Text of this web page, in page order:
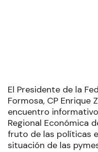
El Presidente de la
Formosa, CP Enrique
encuentro
Regional Económica
fruto de las políticas
situación de las